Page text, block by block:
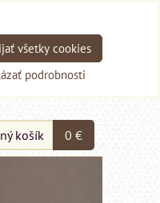
košík 0 €
podrobnosti
všetky cookies